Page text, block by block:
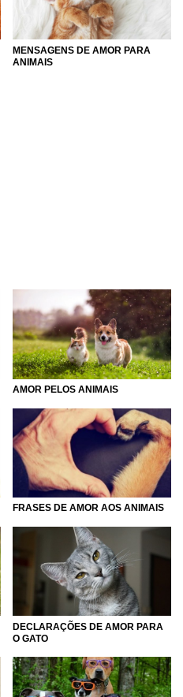
MENSAGENS DE AMOR PARA
ANIMAIS
AMOR PELOS ANIMAIS
FRASES DE AMOR AOS ANIMAIS
DECLARAÇÕES DE AMOR PARA
O GATO